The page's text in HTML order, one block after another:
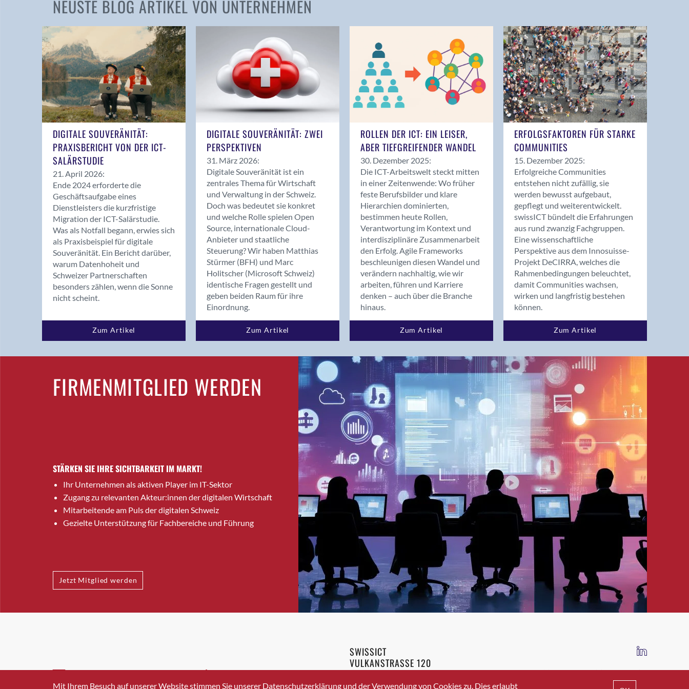
Andelfingen
Balsthal
Balzers
Bassersdorf
Benken (SG)
Bergdietikon
Bern - Liebefeld
Birsfelden
Bolligen
Bonaduz
Bonstetten
Bottighofen
Bremgarten bei Bern
Brig-Glis
Bronschhofen
Brugg
Brugg AG
Burgdorf
Bäretswil
Bülach
Cazis
Crissier
Davos Platz
NEUSTE BLOG ARTIKEL VON UNTERNEHMEN
DIGITALE SOUVERÄNITÄT:
PRAXISBERICHT VON DER ICT-
SALÄRSTUDIE
21. April 2026:
Ende 2024 erforderte die
Geschäftsaufgabe eines
Dienstleisters die kurzfristige
Migration der ICT-Salärstudie.
Was als Notfall begann, erwies sich
als Praxisbeispiel für digitale
Souveränität. Ein Bericht darüber,
warum Datenhoheit und
Schweizer Partnerschaften
besonders zählen, wenn die Sonne
nicht scheint.
Zum Artikel
DIGITALE SOUVERÄNITÄT: ZWEI
PERSPEKTIVEN
31. März 2026:
Digitale Souveränität ist ein
zentrales Thema für Wirtschaft
und Verwaltung in der Schweiz.
Doch was bedeutet sie konkret
und welche Rolle spielen Open
Source, internationale Cloud-
Anbieter und staatliche
Steuerung? Wir haben Matthias
Stürmer (BFH) und Marc
Holitscher (Microsoft Schweiz)
identische Fragen gestellt und
geben beiden Raum für ihre
Einordnung.
Zum Artikel
ROLLEN DER ICT: EIN LEISER,
ABER TIEFGREIFENDER WANDEL
30. Dezember 2025:
Die ICT-Arbeitswelt steckt mitten
in einer Zeitenwende: Wo früher
feste Berufsbilder und klare
Hierarchien dominierten,
bestimmen heute Rollen,
Verantwortung im Kontext und
interdisziplinäre Zusammenarbeit
den Erfolg. Agile Frameworks
beschleunigen diesen Wandel und
verändern nachhaltig, wie wir
arbeiten, führen und Karriere
denken – auch über die Branche
hinaus.
Zum Artikel
ERFOLGSFAKTOREN FÜR STARKE
COMMUNITIES
15. Dezember 2025:
Erfolgreiche Communities
entstehen nicht zufällig, sie
werden bewusst aufgebaut,
gepflegt und weiterentwickelt.
swissICT bündelt die Erfahrungen
aus rund zwanzig Fachgruppen.
Eine wissenschaftliche
Perspektive aus dem Innosuisse-
Projekt DeCIRRA, welches die
Rahmenbedingungen beleuchtet,
damit Communities wachsen,
wirken und langfristig bestehen
können.
Zum Artikel
FIRMENMITGLIED WERDEN
STÄRKEN SIE IHRE SICHTBARKEIT IM MARKT!
Ihr Unternehmen als aktiven Player im IT-Sektor
Zugang zu relevanten Akteur:innen der digitalen Wirtschaft
Mitarbeitende am Puls der digitalen Schweiz
Gezielte Unterstützung für Fachbereiche und Führung
Jetzt Mitglied werden
INFO@SWISSICT.CH +41 43 336 40 20
SWISSICT
VULKANSTRASSE 120
8048 ZURICH
IMPRESSUM DATENSCHUTZ AGB
Mit Ihrem Besuch auf unserer Website stimmen Sie unserer Datenschutzerklärung und der Verwendung von Cookies zu. Dies erlaubt